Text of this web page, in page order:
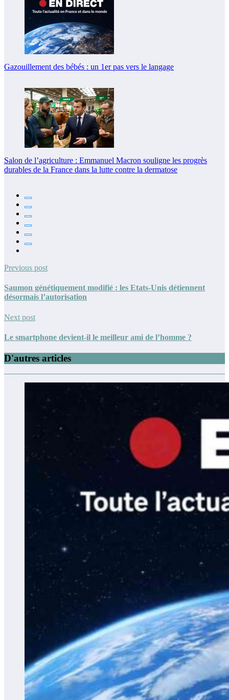
Gazouillement des bébés : un 1er pas vers le langage
Salon de l’agriculture : Emmanuel Macron souligne les progrès
durables de la France dans la lutte contre la dermatose
Previous post
Saumon génétiquement modifié : les Etats-Unis détiennent
désormais l’autorisation
Next post
Le smartphone devient-il le meilleur ami de l’homme ?
D'autres articles